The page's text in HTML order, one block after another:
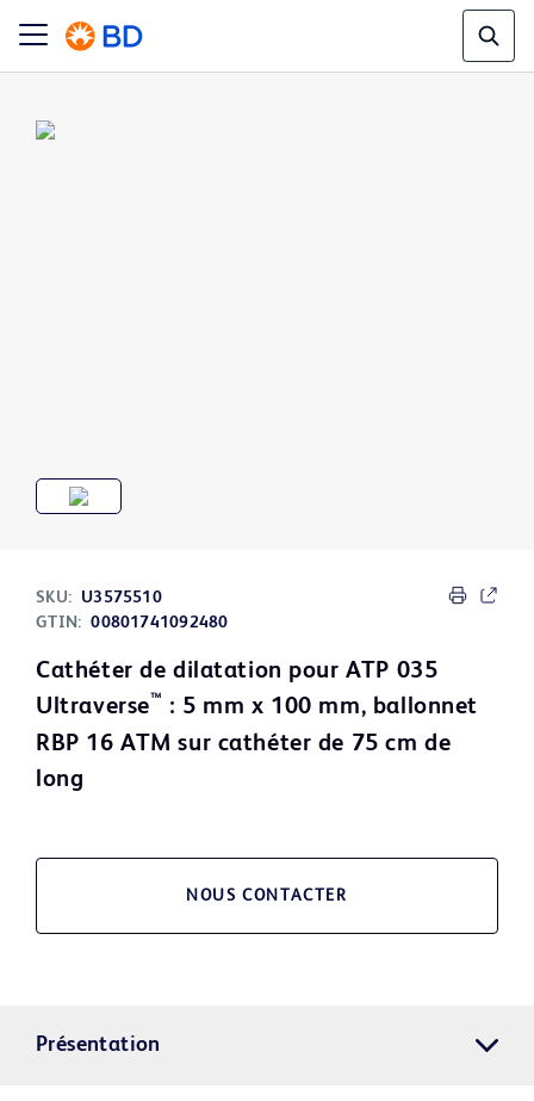
SKU:
U3575510
GTIN: 00801741092480
Cathéter de dilatation pour ATP 035
Ultraverse™ : 5 mm x 100 mm, ballonnet
RBP 16 ATM sur cathéter de 75 cm de
long
NOUS CONTACTER
Présentation